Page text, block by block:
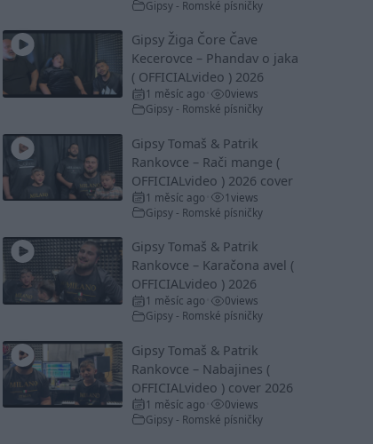
Gipsy - Romské písničky
Gipsy Žiga Čore Čave
Kecerovce – Phandav o jaka
( OFFICIALvideo ) 2026
1 měsíc ago 0views
Gipsy - Romské písničky
Gipsy Tomaš & Patrik
Rankovce – Rači mange (
OFFICIALvideo ) 2026 cover
1 měsíc ago 1views
Gipsy - Romské písničky
Gipsy Tomaš & Patrik
Rankovce – Karačona avel (
OFFICIALvideo ) 2026
1 měsíc ago 0views
Gipsy - Romské písničky
Gipsy Tomaš & Patrik
Rankovce – Nabajines (
OFFICIALvideo ) cover 2026
1 měsíc ago 0views
Gipsy - Romské písničky